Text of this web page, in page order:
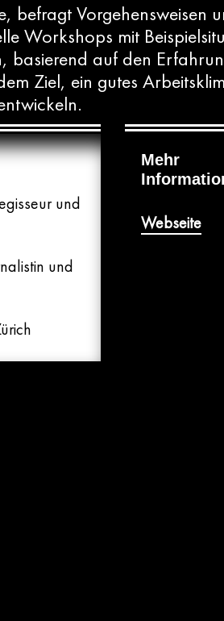
befragt Vorgehensweisen
Workshops mit
basierend auf den
Ziel, ein gutes
und
und
Mehr
Webseite